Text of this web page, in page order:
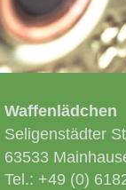
Waffenlädchen
Seligenstädter
63533
Tel.: +49 (0)